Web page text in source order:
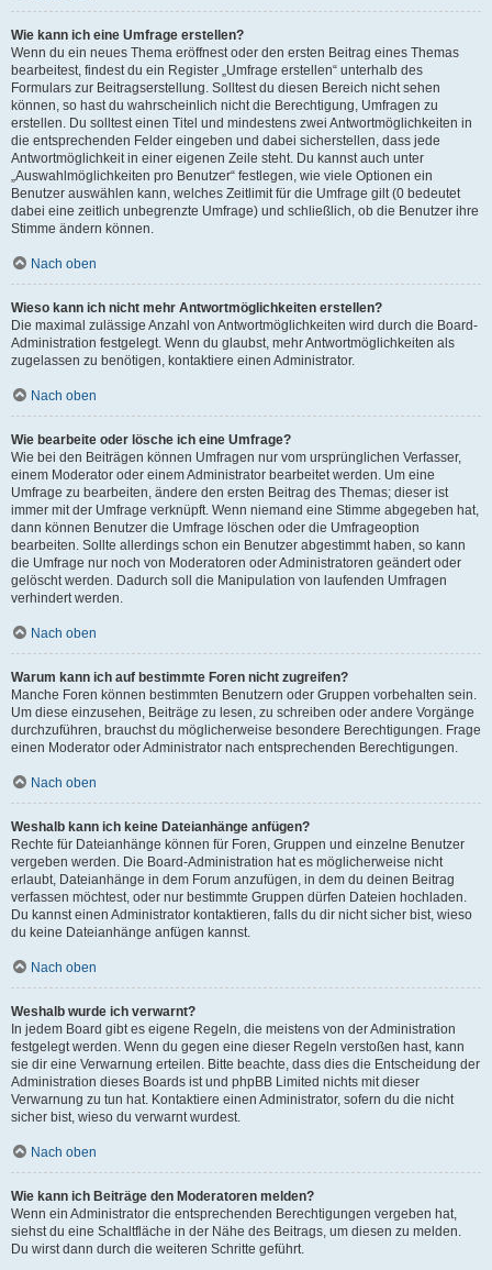
Wie kann ich eine Umfrage erstellen?
Wenn du ein neues Thema eröffnest oder den ersten Beitrag eines Themas
bearbeitest, findest du ein Register „Umfrage erstellen“ unterhalb des
Formulars zur Beitragserstellung. Solltest du diesen Bereich nicht sehen
können, so hast du wahrscheinlich nicht die Berechtigung, Umfragen zu
erstellen. Du solltest einen Titel und mindestens zwei Antwortmöglichkeiten in
die entsprechenden Felder eingeben und dabei sicherstellen, dass jede
Antwortmöglichkeit in einer eigenen Zeile steht. Du kannst auch unter
„Auswahlmöglichkeiten pro Benutzer“ festlegen, wie viele Optionen ein
Benutzer auswählen kann, welches Zeitlimit für die Umfrage gilt (0 bedeutet
dabei eine zeitlich unbegrenzte Umfrage) und schließlich, ob die Benutzer ihre
Stimme ändern können.
Nach oben
Wieso kann ich nicht mehr Antwortmöglichkeiten erstellen?
Die maximal zulässige Anzahl von Antwortmöglichkeiten wird durch die Board-
Administration festgelegt. Wenn du glaubst, mehr Antwortmöglichkeiten als
zugelassen zu benötigen, kontaktiere einen Administrator.
Nach oben
Wie bearbeite oder lösche ich eine Umfrage?
Wie bei den Beiträgen können Umfragen nur vom ursprünglichen Verfasser,
einem Moderator oder einem Administrator bearbeitet werden. Um eine
Umfrage zu bearbeiten, ändere den ersten Beitrag des Themas; dieser ist
immer mit der Umfrage verknüpft. Wenn niemand eine Stimme abgegeben hat,
dann können Benutzer die Umfrage löschen oder die Umfrageoption
bearbeiten. Sollte allerdings schon ein Benutzer abgestimmt haben, so kann
die Umfrage nur noch von Moderatoren oder Administratoren geändert oder
gelöscht werden. Dadurch soll die Manipulation von laufenden Umfragen
verhindert werden.
Nach oben
Warum kann ich auf bestimmte Foren nicht zugreifen?
Manche Foren können bestimmten Benutzern oder Gruppen vorbehalten sein.
Um diese einzusehen, Beiträge zu lesen, zu schreiben oder andere Vorgänge
durchzuführen, brauchst du möglicherweise besondere Berechtigungen. Frage
einen Moderator oder Administrator nach entsprechenden Berechtigungen.
Nach oben
Weshalb kann ich keine Dateianhänge anfügen?
Rechte für Dateianhänge können für Foren, Gruppen und einzelne Benutzer
vergeben werden. Die Board-Administration hat es möglicherweise nicht
erlaubt, Dateianhänge in dem Forum anzufügen, in dem du deinen Beitrag
verfassen möchtest, oder nur bestimmte Gruppen dürfen Dateien hochladen.
Du kannst einen Administrator kontaktieren, falls du dir nicht sicher bist, wieso
du keine Dateianhänge anfügen kannst.
Nach oben
Weshalb wurde ich verwarnt?
In jedem Board gibt es eigene Regeln, die meistens von der Administration
festgelegt werden. Wenn du gegen eine dieser Regeln verstoßen hast, kann
sie dir eine Verwarnung erteilen. Bitte beachte, dass dies die Entscheidung der
Administration dieses Boards ist und phpBB Limited nichts mit dieser
Verwarnung zu tun hat. Kontaktiere einen Administrator, sofern du die nicht
sicher bist, wieso du verwarnt wurdest.
Nach oben
Wie kann ich Beiträge den Moderatoren melden?
Wenn ein Administrator die entsprechenden Berechtigungen vergeben hat,
siehst du eine Schaltfläche in der Nähe des Beitrags, um diesen zu melden.
Du wirst dann durch die weiteren Schritte geführt.